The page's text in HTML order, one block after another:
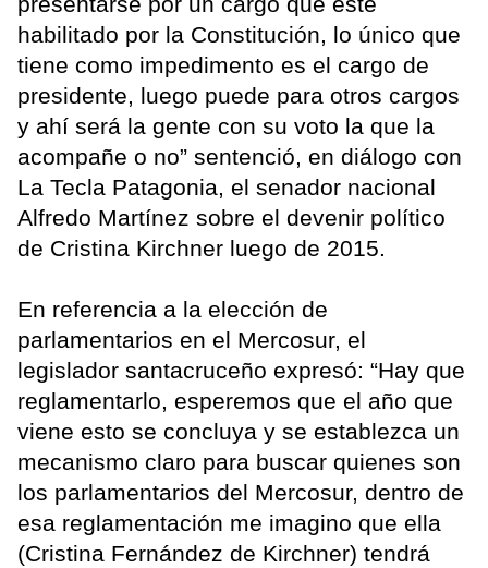
habilitado por la Constitución, lo único que
tiene como impedimento es el cargo de
presidente, luego puede para otros cargos
y ahí será la gente con su voto la que la
acompañe o no” sentenció, en diálogo con
La Tecla Patagonia, el senador nacional
Alfredo Martínez sobre el devenir político
de Cristina Kirchner luego de 2015.
En referencia a la elección de
parlamentarios en el Mercosur, el
legislador santacruceño expresó: “Hay que
reglamentarlo, esperemos que el año que
viene esto se concluya y se establezca un
mecanismo claro para buscar quienes son
los parlamentarios del Mercosur, dentro de
esa reglamentación me imagino que ella
(Cristina Fernández de Kirchner) tendrá